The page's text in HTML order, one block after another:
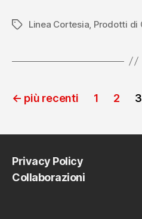
Tag Linea Cortesia Prodotti di
Paginazione
articoli
← più recenti 1 2 3
Privacy Policy
Collaborazioni